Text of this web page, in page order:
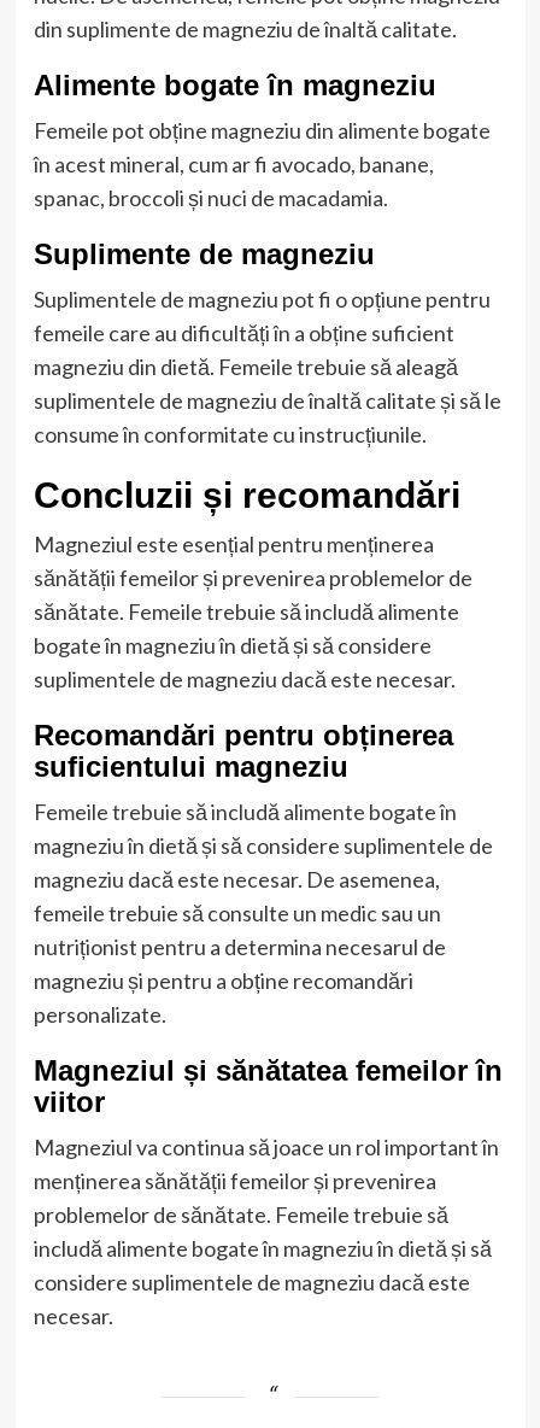
din suplimente de magneziu de înaltă calitate.
Alimente bogate în magneziu
Femeile pot obține magneziu din alimente bogate
în acest mineral, cum ar fi avocado, banane,
spanac, broccoli și nuci de macadamia.
Suplimente de magneziu
Suplimentele de magneziu pot fi o opțiune pentru
femeile care au dificultăți în a obține suficient
magneziu din dietă. Femeile trebuie să aleagă
suplimentele de magneziu de înaltă calitate și să le
consume în conformitate cu instrucțiunile.
Concluzii și recomandări
Magneziul este esențial pentru menținerea
sănătății femeilor și prevenirea problemelor de
sănătate. Femeile trebuie să includă alimente
bogate în magneziu în dietă și să considere
suplimentele de magneziu dacă este necesar.
Recomandări pentru obținerea
suficientului magneziu
Femeile trebuie să includă alimente bogate în
magneziu în dietă și să considere suplimentele de
magneziu dacă este necesar. De asemenea,
femeile trebuie să consulte un medic sau un
nutriționist pentru a determina necesarul de
magneziu și pentru a obține recomandări
personalizate.
Magneziul și sănătatea femeilor în
viitor
Magneziul va continua să joace un rol important în
menținerea sănătății femeilor și prevenirea
problemelor de sănătate. Femeile trebuie să
includă alimente bogate în magneziu în dietă și să
considere suplimentele de magneziu dacă este
necesar.